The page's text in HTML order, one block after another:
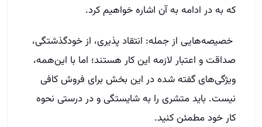
که به در ادامه به آن اشاره خواهیم کرد.
خصیصه‌هایی از جمله: انتقاد پذیری، از خودگذشتگی،
صداقت و اعتبار لازمه این کار هستند؛ اما با این‌همه،
ویژگی‌های گفته شده در این بخش برای فروش کافی
نیست. باید متشری را به شایستگی و در درستی نحوه
کار خود مطمئن کنید.